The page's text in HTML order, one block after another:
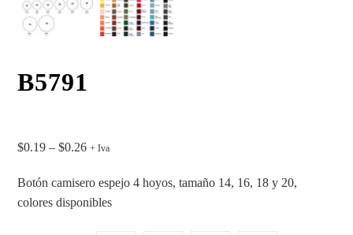
B5791
$0.19 – $0.26 + Iva
Botón camisero espejo 4 hoyos, tamaño 14, 16, 18 y 20,
colores disponibles